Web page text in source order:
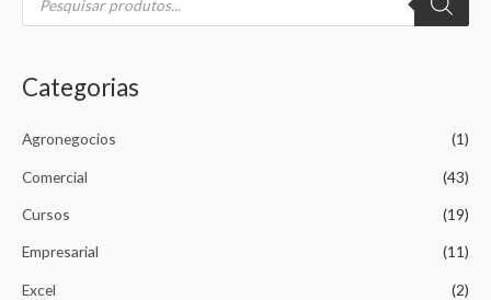
q
s
a
r
o
u
t
s
Categorias
Agronegocios (1)
Comercial (43)
Cursos (19)
Empresarial (11)
Excel (2)